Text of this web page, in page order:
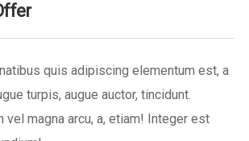
quis adipiscing elementum est, a
turpis, augue auctor, tincidunt.
vel magna arcu, a, etiam! Integer est